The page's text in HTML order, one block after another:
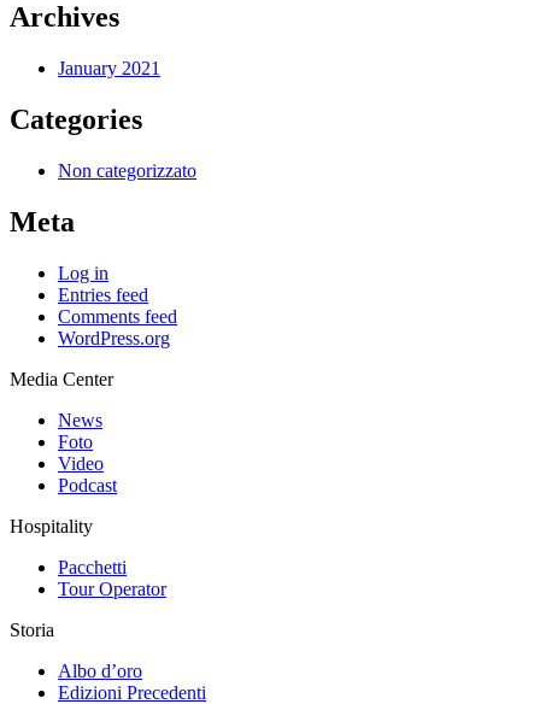
Archives
January 2021
Categories
Non categorizzato
Meta
Log in
Entries feed
Comments feed
WordPress.org
Media Center
News
Foto
Video
Podcast
Hospitality
Pacchetti
Tour Operator
Storia
Albo d’oro
Edizioni Precedenti